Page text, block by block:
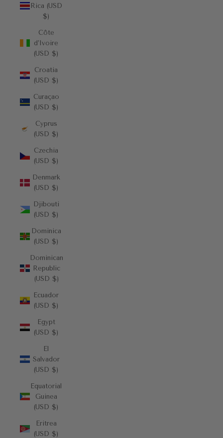
Rica (USD
$)
Côte
d’Ivoire
(USD $)
Croatia
(USD $)
Curaçao
(USD $)
Cyprus
(USD $)
Czechia
(USD $)
Denmark
(USD $)
Djibouti
(USD $)
Dominica
(USD $)
Dominican
Republic
(USD $)
Ecuador
(USD $)
Egypt
(USD $)
El
Salvador
(USD $)
Equatorial
Guinea
(USD $)
Eritrea
(USD $)